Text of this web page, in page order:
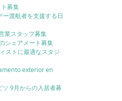
募集
ー渡航者を支援する日
業スタッフ募集
シェアメート募集
ストに最適なスタジ
exterior en
ソ 9月からの入居者募